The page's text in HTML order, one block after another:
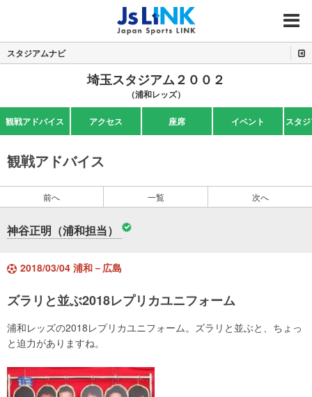
MENU
スタジアムナビ
埼玉スタジアム２００２
（浦和レッズ）
観戦アドバイス アクセス 座席 イベント スタ
観戦アドバイス
前へ 一覧 次へ
神谷正明（浦和担当）
2018/03/04 浦和－広島
ズラリと並ぶ2018レプリカユニフォーム
浦和レッズの2018レプリカユニフォーム。ズラリと並ぶと、ちょっ
と迫力がありますね。